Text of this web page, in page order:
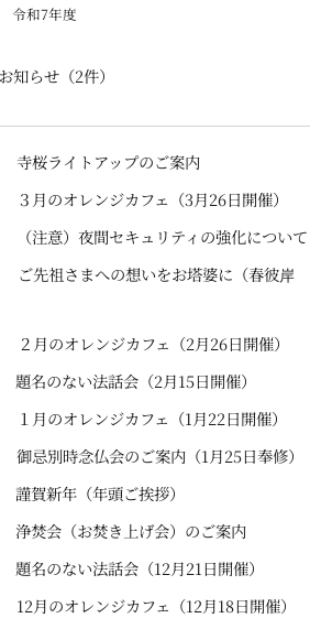
令和7年度
知らせ（2件）
寺桜ライトアップのご案内
３月のオレンジカフェ（3月26日開催）
（注意）夜間セキュリティの強化について
ご先祖さまへの想いをお塔婆に（春彼岸
２月のオレンジカフェ（2月26日開催）
題名のない法話会（2月15日開催）
１月のオレンジカフェ（1月22日開催）
御忌別時念仏会のご案内（1月25日奉修）
謹賀新年（年頭ご挨拶）
浄焚会（お焚き上げ会）のご案内
題名のない法話会（12月21日開催）
12月のオレンジカフェ（12月18日開催）